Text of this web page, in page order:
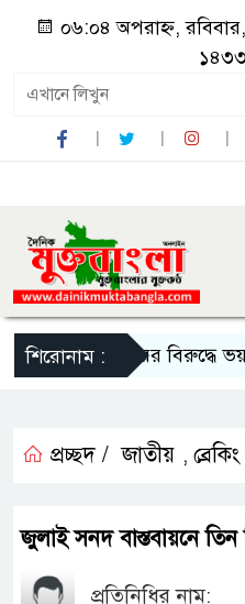
০৬:০৪ অপরাহ্ন,
১৪৩৩
শিরোনাম :
সরকারের বিরুদ্ধে ভয়ংকর
প্রচ্ছদ / জাতীয় ,
জুলাই সনদ বাস্তবায়নে তিন
প্রতিনিধির নাম: